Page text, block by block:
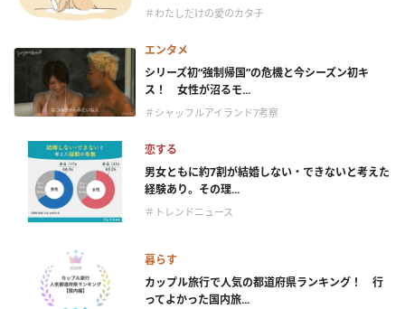
＃わたしだけの愛のカタチ
エンタメ
シリーズ初“強制帰国”の危機と今シーズン初キ
ス！ 女性が沼るモ...
＃シャッフルアイランド7考察
恋する
男女ともに約7割が結婚しない・できないと考えた
経験あり。その理...
＃トレンドニュース
暮らす
カップル旅行で人気の都道府県ランキング！ 行
ってよかった国内旅...